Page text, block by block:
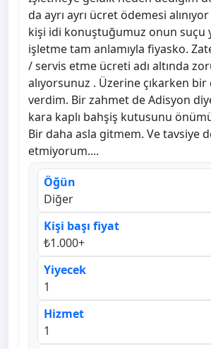
da ayrı ayrı ücret ödemesi
kişi idi konuştuğumuz onun suçu
işletme tam anlamıyla fiyasko.
/ servis etme ücreti adı altında
alıyorsunuz . Üzerine çıkarken bir
verdim. Bir zahmet de Adisyon
kara kaplı bahşiş kutusunu
Bir daha asla gitmem. Ve tavsiye
etmiyorum....
Öğün
Diğer
Kişi başı fiyat
₺1.000+
Yiyecek
1
Hizmet
1